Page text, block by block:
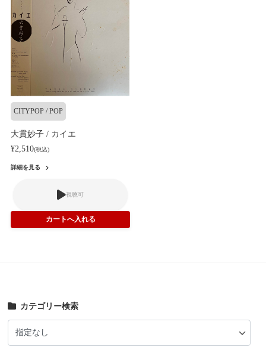
CITYPOP / POP
大貫妙子 / カイエ
¥2,510(税込)
詳細を見る
視聴可
カテゴリー検索